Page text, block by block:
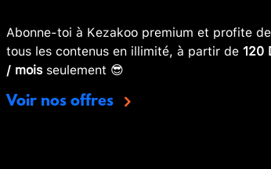
Abonne-toi à Kezakoo premium et profite de
tous les contenus en illimité, à partir de 120
/ moisseulement 😎
Voir nos offres